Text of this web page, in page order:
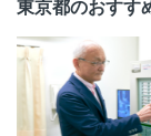
東京都のおすす